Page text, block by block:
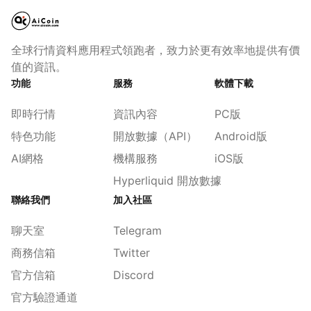
全球行情資料應用程式領跑者，致力於更有效率地提供有價
值的資訊。
功能
即時行情
特色功能
AI網格
服務
資訊內容
開放數據（API）
機構服務
Hyperliquid 開放數據
軟體下載
PC版
Android版
iOS版
聯絡我們
聊天室
商務信箱
官方信箱
官方驗證通道
加入社區
Telegram
Twitter
Discord